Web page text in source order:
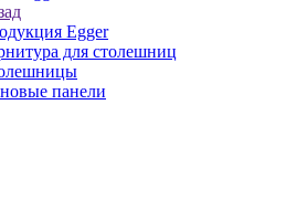
Egger
для столешниц
панели